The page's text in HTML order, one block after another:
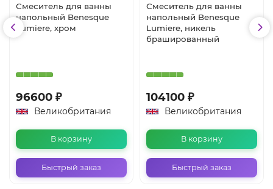
Смеситель для ванны
напольный Benesque
Lumiere, хром
96600 ₽
Великобритания
В корзину
Быстрый заказ
Смеситель для ванны
напольный Benesque
Lumiere, никель
брашированный
104100 ₽
Великобритания
В корзину
Быстрый заказ